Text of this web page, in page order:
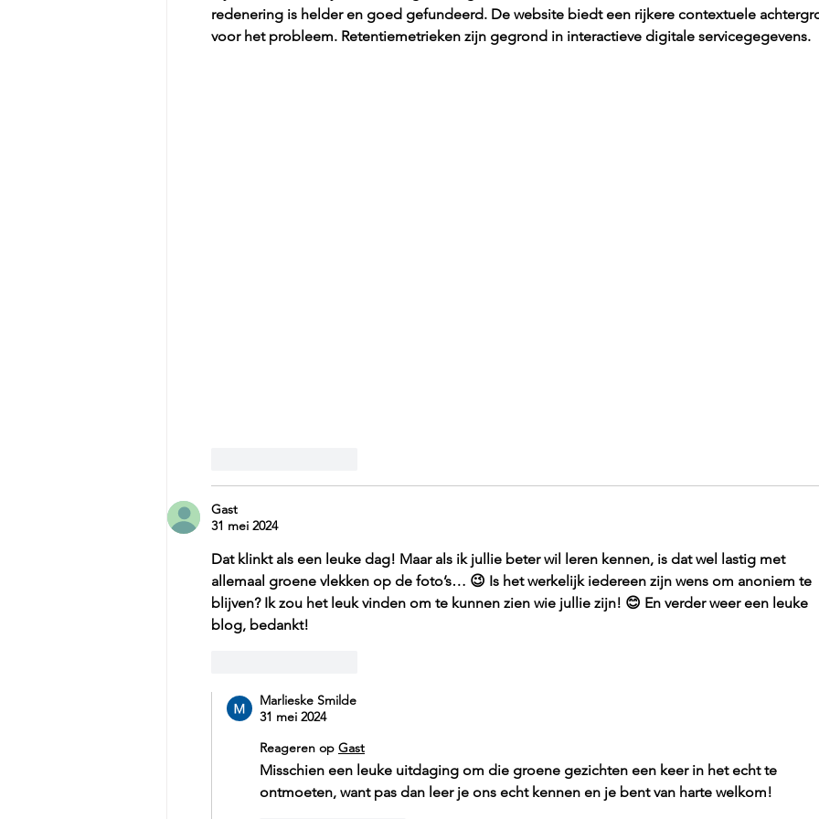
redenering is helder en goed gefundeerd. De website biedt een rijkere contextuele
voor het probleem. Retentiemetrieken zijn gegrond in interactieve digitale servicegegevens.
Gast
31 mei 2024
Dat klinkt als een leuke dag! Maar als ik jullie beter wil leren kennen, is dat wel lastig met
allemaal groene vlekken op de foto’s… 😉 Is het werkelijk iedereen zijn wens om anoniem te
blijven? Ik zou het leuk vinden om te kunnen zien wie jullie zijn! 😊 En verder weer een leuke
blog, bedankt!
Marlieske Smilde
31 mei 2024
Reageren op Gast
Misschien een leuke uitdaging om die groene gezichten een keer in het echt te
ontmoeten, want pas dan leer je ons echt kennen en je bent van harte welkom!